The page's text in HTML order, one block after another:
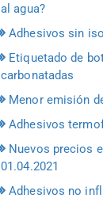
al agua?
Adhesivos sin
Etiquetado de
carbonatadas
Menor emisión
Adhesivos
Nuevos precios
01.04.2021
Adhesivos no